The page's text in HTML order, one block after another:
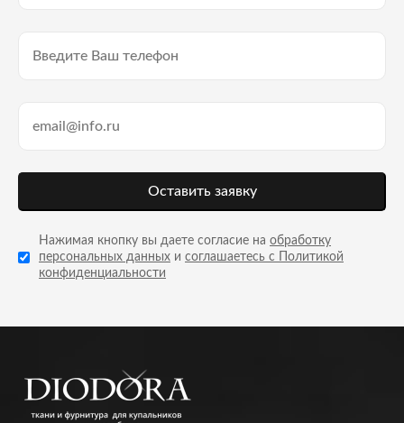
Оставить заявку
Нажимая кнопку вы даете согласие на обработку
персональных данных и соглашаетесь с Политикой
конфиденциальности